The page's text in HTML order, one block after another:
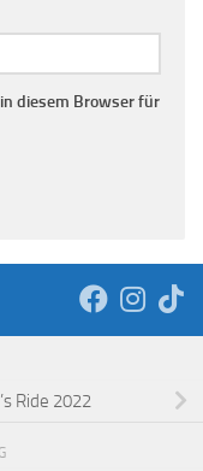
diesem Browser für
Ride 2022